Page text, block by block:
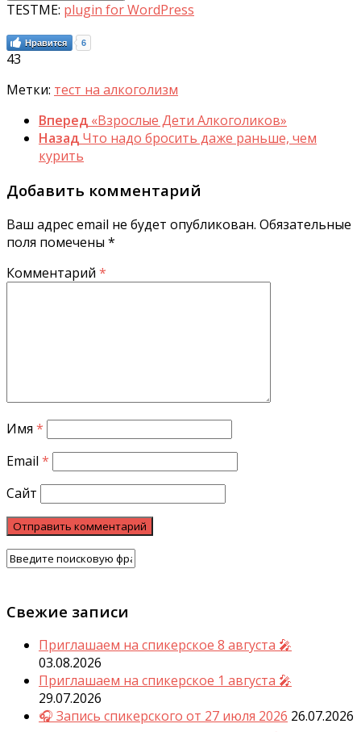
TESTME: plugin for WordPress
Нравится 6
43
Метки: тест на алкоголизм
Вперед «Взрослые Дети Алкоголиков»
Назад Что надо бросить даже раньше, чем
курить
Добавить комментарий
Ваш адрес email не будет опубликован. Обязательные
поля помечены *
Комментарий *
Имя *
Email *
Сайт
Свежие записи
Приглашаем на спикерское 8 августа 🎤
03.08.2026
Приглашаем на спикерское 1 августа 🎤
29.07.2026
🎧 Запись спикерского от 27 июля 2026 26.07.2026